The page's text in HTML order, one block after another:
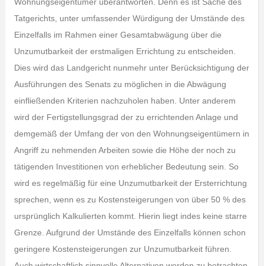
Wohnungseigentümer überantworten. Denn es ist Sache des
Tatgerichts, unter umfassender Würdigung der Umstände des
Einzelfalls im Rahmen einer Gesamtabwägung über die
Unzumutbarkeit der erstmaligen Errichtung zu entscheiden.
Dies wird das Landgericht nunmehr unter Berücksichtigung der
Ausführungen des Senats zu möglichen in die Abwägung
einfließenden Kriterien nachzuholen haben. Unter anderem
wird der Fertigstellungsgrad der zu errichtenden Anlage und
demgemäß der Umfang der von den Wohnungseigentümern in
Angriff zu nehmenden Arbeiten sowie die Höhe der noch zu
tätigenden Investitionen von erheblicher Bedeutung sein. So
wird es regelmäßig für eine Unzumutbarkeit der Ersterrichtung
sprechen, wenn es zu Kostensteigerungen von über 50 % des
ursprünglich Kalkulierten kommt. Hierin liegt indes keine starre
Grenze. Aufgrund der Umstände des Einzelfalls können schon
geringere Kostensteigerungen zur Unzumutbarkeit führen.